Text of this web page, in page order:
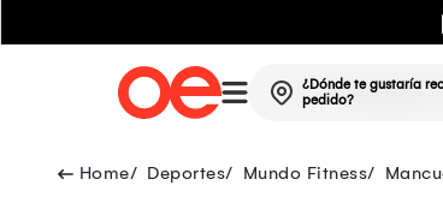
¿Dónde te gustaría
pedido?
Deportes Mundo Fitness